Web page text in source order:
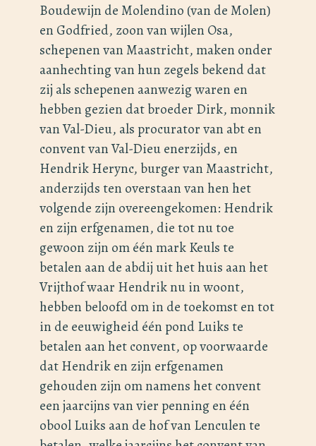
Boudewijn de Molendino (van de Molen)
en Godfried, zoon van wijlen Osa,
schepenen van Maastricht, maken onder
aanhechting van hun zegels bekend dat
zij als schepenen aanwezig waren en
hebben gezien dat broeder Dirk, monnik
van Val-Dieu, als procurator van abt en
convent van Val-Dieu enerzijds, en
Hendrik Herync, burger van Maastricht,
anderzijds ten overstaan van hen het
volgende zijn overeengekomen: Hendrik
en zijn erfgenamen, die tot nu toe
gewoon zijn om één mark Keuls te
betalen aan de abdij uit het huis aan het
Vrijthof waar Hendrik nu in woont,
hebben beloofd om in de toekomst en tot
in de eeuwigheid één pond Luiks te
betalen aan het convent, op voorwaarde
dat Hendrik en zijn erfgenamen
gehouden zijn om namens het convent
een jaarcijns van vier penning en één
obool Luiks aan de hof van Lenculen te